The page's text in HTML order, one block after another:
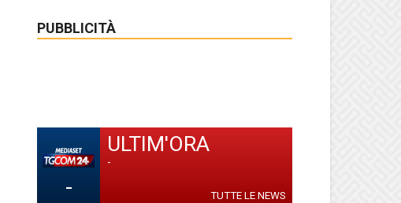
PUBBLICITÀ
-
ULTIM'ORA
-
TUTTE LE NEWS